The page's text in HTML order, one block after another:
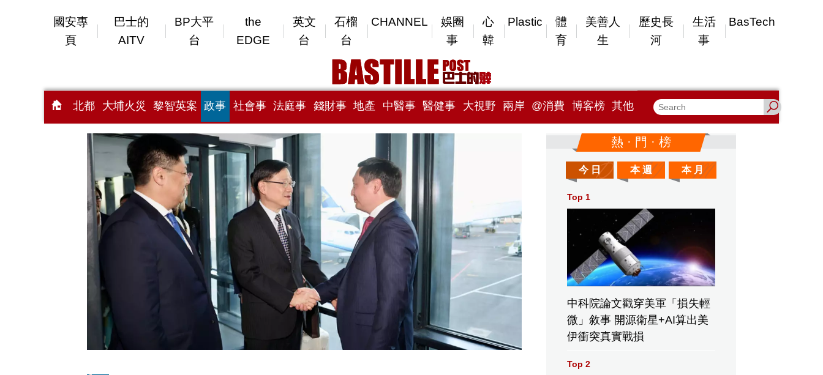
國安專
頁
巴士的
AITV
BP大平
台
the
EDGE
英文
台
石榴
台
CHANNEL
娛圈
事
心
韓
Plastic
體
育
美善人
生
歷史長
河
生活
事
BasTech
北都 大埔火災 黎智英案 政事 社會事 法庭事 錢財事 地產 中醫事 醫健事 大視野 兩岸 @消費 博客榜 其他
熱 · 門 · 榜
今 日 本 週 本 月
Top 1
中科院論文戳穿美軍「損失輕
微」敘事 開源衛星+AI算出美
伊衝突真實戰損
Top 2